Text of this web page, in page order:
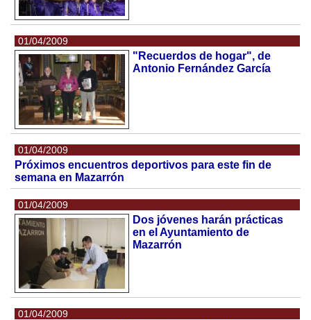
01/04/2009
"Recuerdos de hogar", de
Antonio Fernández García
01/04/2009
Próximos encuentros deportivos para este fin de
semana en Mazarrón
01/04/2009
Dos jóvenes harán prácticas
en el Ayuntamiento de
Mazarrón
01/04/2009